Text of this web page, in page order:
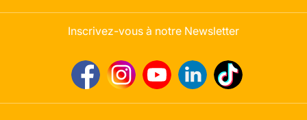
Inscrivez-vous à notre Newsletter